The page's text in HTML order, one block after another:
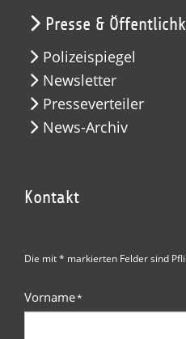
Presse &
Polizeispiegel
Newsletter
Presseverteiler
News-Archiv
Kontakt
Die mit * markierten Felder sind
Vorname*